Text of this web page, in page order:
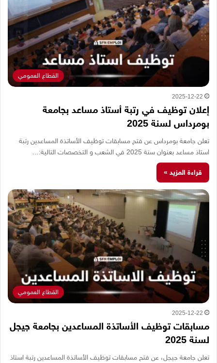
القطاع العمومي
2025-12-22
إعلان توظيف في رتبة أستاذ مساعد بجامعة
بومرداس لسنة 2025
تعلن جامعة بومرداس عن فتح مسابقات توظيف الأساتذة المساعدين رتبة
استاذ مساعد بعنوان سنة 2025 في الشعب و التخصصات التالية:…
قراءة المزيد »
القطاع العمومي
2025-12-22
مسابقات توظيف الأساتذة المساعدين بجامعة جيجل
لسنة 2025
تعلن جامعة جيجل، عن فتح مسابقات توظيف الأساتذة المساعدين رتبة استاذ